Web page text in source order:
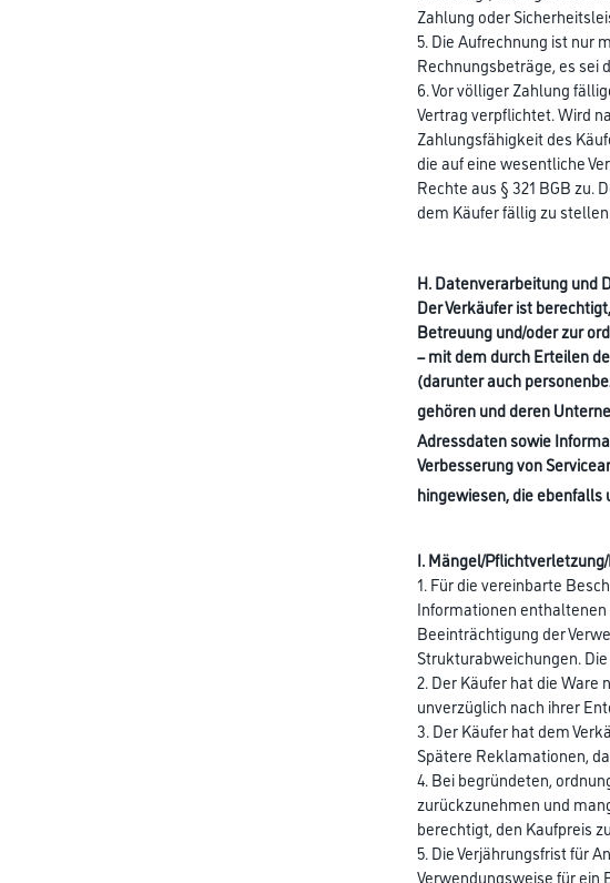
Zahlung oder
5. Die Aufrechnung ist nur
Rechnungsbeträge, es sei
6. Vor völliger Zahlung
Vertrag verpflichtet. Wird
Zahlungsfähigkeit des
die auf eine wesentliche
Rechte aus § 321 BGB zu.
dem Käufer fällig zu
H. Datenverarbeitung und
Der Verkäufer ist
Betreuung und/oder zur
– mit dem durch Erteilen
(darunter auch
gehören und deren
Adressdaten sowie
Verbesserung von
hingewiesen, die ebenfalls
I. Mängel/
1. Für die vereinbarte
Informationen enthaltenen
Beeinträchtigung der
Strukturabweichungen.
2. Der Käufer hat die
unverzüglich nach ihrer
3. Der Käufer hat dem
Spätere Reklamationen,
4. Bei begründeten,
zurückzunehmen und
berechtigt, den Kaufpreis
5. Die Verjährungsfrist für
Verwendungsweise für